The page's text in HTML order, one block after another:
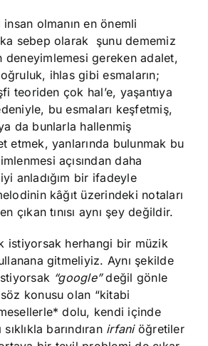
olmanın en önemli
sebep olarak şunu dememiz
deneyimlemesi gereken adalet,
ihlas gibi esmaların;
teoriden çok hal’e, yaşantıya
bu esmaları keşfetmiş,
da bunlarla hallenmiş
etmek, yanlarında bulunmak bu
açısından daha
anladığım bir ifadeyle
kâğıt üzerindeki notaları
çıkan tınısı aynı şey değildir.
istiyorsak herhangi bir müzik
gitmeliyiz. Aynı şekilde
“google”değil gönle
konusu olan “kitabi
dolu, kendi içinde
barındıran irfaniöğretiler